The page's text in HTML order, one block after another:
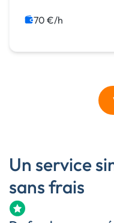
Maintenance
70 €/h
Un service
sans frais